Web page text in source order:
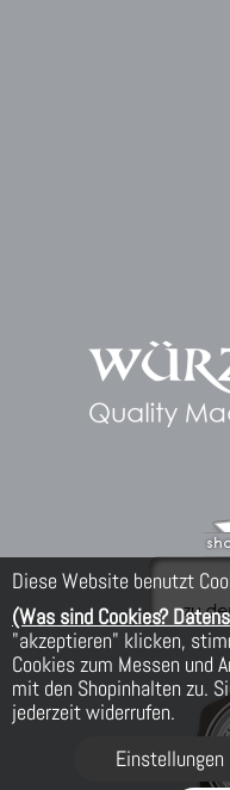
Diese Website benutzt
(Was sind Cookies?
"akzeptieren" klicken,
Cookies zum Messen und
mit den Shopinhalten zu.
jederzeit widerrufen.
Einstellungen